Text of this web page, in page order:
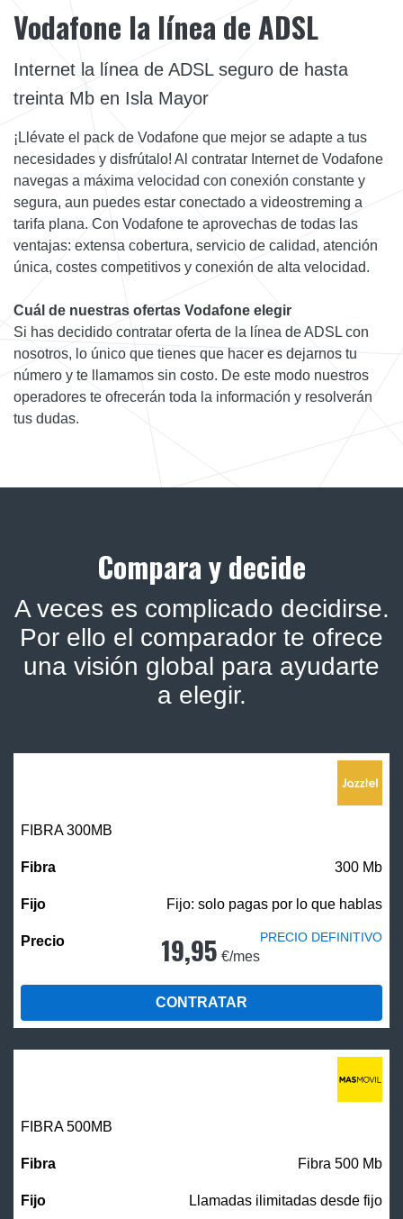
Vodafone la línea de ADSL
Internet la línea de ADSL seguro de hasta
treinta Mb en Isla Mayor
¡Llévate el pack de Vodafone que mejor se adapte a tus
necesidades y disfrútalo! Al contratar Internet de Vodafone
navegas a máxima velocidad con conexión constante y
segura, aun puedes estar conectado a videostreming a
tarifa plana. Con Vodafone te aprovechas de todas las
ventajas: extensa cobertura, servicio de calidad, atención
única, costes competitivos y conexión de alta velocidad.
Cuál de nuestras ofertas Vodafone elegir
Si has decidido contratar oferta de la línea de ADSL con
nosotros, lo único que tienes que hacer es dejarnos tu
número y te llamamos sin costo. De este modo nuestros
operadores te ofrecerán toda la información y resolverán
tus dudas.
Compara y decide
A veces es complicado decidirse.
Por ello el comparador te ofrece
una visión global para ayudarte
a elegir.
FIBRA 300MB
300 Mb
Fijo: solo pagas por lo que hablas
19,95 €/mes
PRECIO DEFINITIVO
CONTRATAR
FIBRA500MB
Fibra 500 Mb
Llamadas ilimitadas desde fijo